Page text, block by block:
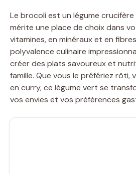
Le brocoli est un légume
mérite une place de choix dans
vitamines, en minéraux et en
polyvalence culinaire
créer des plats savoureux et
famille. Que vous le préfériez rôti,
en curry, ce légume vert se
vos envies et vos préférences